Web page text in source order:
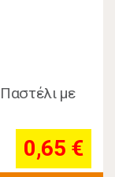
με
0,65 €